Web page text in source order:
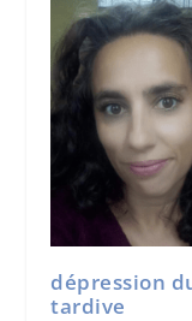
dépression
tardive